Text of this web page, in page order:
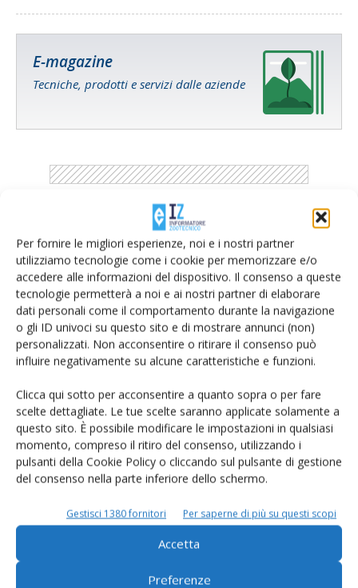
Per fornire le migliori esperienze, noi e i nostri partner
utilizziamo tecnologie come i cookie per memorizzare e/o
accedere alle informazioni del dispositivo. Il consenso a queste
tecnologie permetterà a noi e ai nostri partner di elaborare
dati personali come il comportamento durante la navigazione
o gli ID univoci su questo sito e di mostrare annunci (non)
personalizzati. Non acconsentire o ritirare il consenso può
influire negativamente su alcune caratteristiche e funzioni.
Clicca qui sotto per acconsentire a quanto sopra o per fare
scelte dettagliate. Le tue scelte saranno applicate solamente a
questo sito. È possibile modificare le impostazioni in qualsiasi
momento, compreso il ritiro del consenso, utilizzando i
pulsanti della Cookie Policy o cliccando sul pulsante di gestione
del consenso nella parte inferiore dello schermo.
Gestisci 1380 fornitori Per saperne di più su questi scopi
Accetta
Preferenze
E-magazine
Tecniche, prodotti e servizi dalle aziende
Catalogo Aziende e Prodotti
Un modo semplice per cercare un'azienda o un
prodotto!
Cerca adesso
L'Esperto risponde
I consigli di Terra e Vita agli agricoltori
Cerca adesso